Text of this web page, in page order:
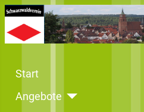
Start
Angebote